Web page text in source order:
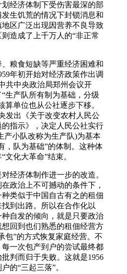
经济体制下受伤害最深的部
生饥荒的情况下封锁消息和
区广泛出现因营养不良导致
造成了上千万人的“非正常
粮食短缺等严重经济困难和
年初开始对经济政策作出调
共中央政治局郑州会议开
生产队所有制为基础，分级
算单位也从公社逐步下移。
发出《关于改变农村人民公
指示》，决定人民公社实行
产小队改称为生产队)为基本
，队为基础”的体制。这种体
文化大革命”结束。
经济体制作进一步的改造。
政治上不可撼动的条件下，
类似于中国自古有之的租佃
到出路。所以在合作化以
自发的倾向，就是只要政治
想回到也们熟悉的租佃经营方
包”的方式恢复家庭经营。不
一次包产到户的尝试最终都
判而归于失败。这就是1956
的“三起三落”。